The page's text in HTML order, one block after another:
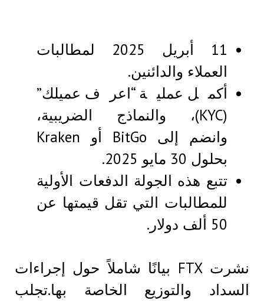
11 أبريل 2025 لمطالبات
العملاء والدائنين.
أكمل عملية “اعرف عميلك”
(KYC)، والنماذج الضريبية،
وانضم إلى BitGo أو Kraken
بحلول 30 مايو 2025.
تتبع هذه الجولة الدفعات الأولية
للمطالبات التي تقل قيمتها عن
50 ألف دولار.
نشرت FTX بيانًا شاملاً حول إجراءات
السداد والتوزيع الخاصة بها.تجلب